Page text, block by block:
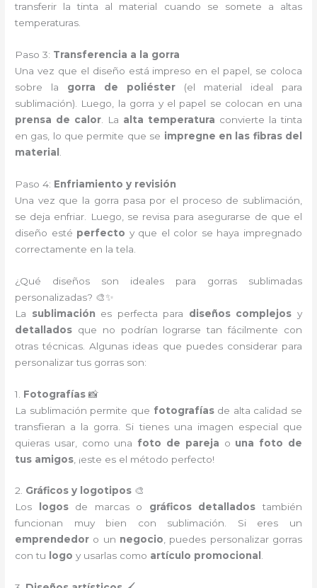
transferir la tinta al material cuando se somete a altas
temperaturas.
Paso 3: Transferencia a la gorra
Una vez que el diseño está impreso en el papel, se coloca
sobre la gorra de poliéster (el material ideal para
sublimación). Luego, la gorra y el papel se colocan en una
prensa de calor . La alta temperatura convierte la tinta
en gas, lo que permite que se impregne en las fibras del
material
Paso 4: Enfriamiento y revisión
Una vez que la gorra pasa por el proceso de sublimación,
se deja enfriar. Luego, se revisa para asegurarse de que el
diseño esté perfecto y que el color se haya impregnado
correctamente en la tela.
¿Qué diseños son ideales para gorras sublimadas
personalizadas? 🎨✨
La sublimación es perfecta para diseños complejos y
detallados que no podrían lograrse tan fácilmente con
otras técnicas. Algunas ideas que puedes considerar para
personalizar tus gorras son:
1. Fotografías 📸
La sublimación permite que fotografíasde alta calidad se
transfieran a la gorra. Si tienes una imagen especial que
quieras usar, como una foto de pareja o una foto de
tus amigos , ¡este es el método perfecto!
2. Gráficos y logotipos 🎨
Los
logosde marcas o gráficos detallados también
funcionan muy bien con sublimación. Si eres un
emprendedor o un negocio, puedes personalizar gorras
con tu
logo y usarlas como artículo promocional .